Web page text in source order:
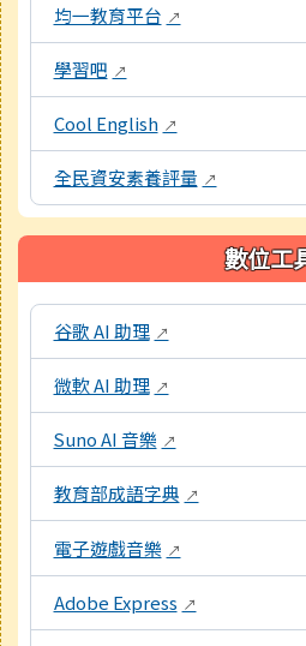
均一教育平台 ↗
學習吧 ↗
Cool English ↗
全民資安素養評量 ↗
數位工
本區域包含教學工具資源連結，點
谷歌 AI 助理 ↗
微軟 AI 助理 ↗
Suno AI 音樂 ↗
教育部成語字典 ↗
電子遊戲音樂 ↗
Adobe Express ↗